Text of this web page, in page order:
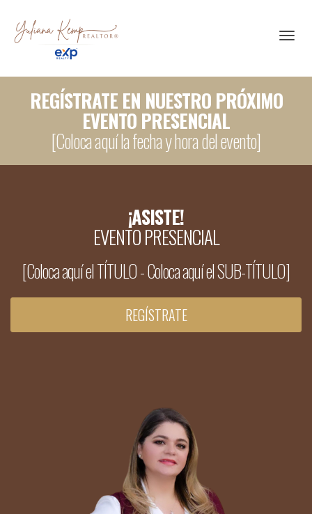
REGÍSTRATE EN NUESTRO PRÓXIMO
EVENTO PRESENCIAL
[Coloca aquí la fecha y hora del evento]
¡ASISTE!
EVENTO PRESENCIAL
[Coloca aquí el TÍTULO - Coloca aquí el SUB-TÍTULO]
REGÍSTRATE